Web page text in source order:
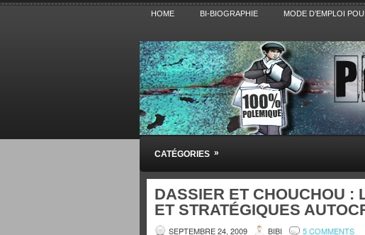
HOME BI-BIOGRAPHIE MODE D’EMPLOI
Pensez BiBi
Blog polémique sur l'Actualité, la Culture, la
CATÉGORIES »
DASSIER ET CHOUCHOU :
ET STRATÉGIQUES
SEPTEMBRE 24, 2009 BIBI 5 COMMENTS